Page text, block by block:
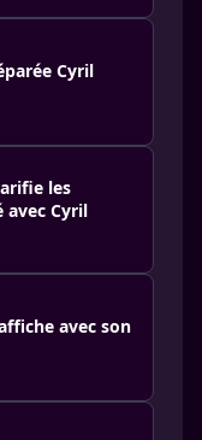
Cyril
les
avec Cyril
avec son